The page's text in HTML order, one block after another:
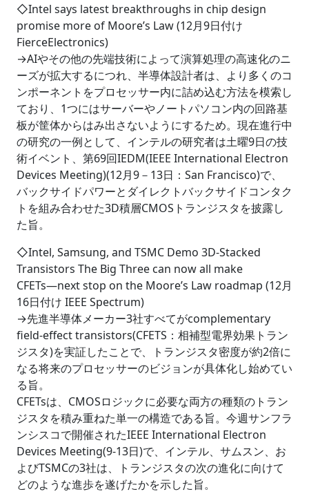
◇Intel says latest breakthroughs in chip design
promise more of Moore’s Law (12月9日付け
FierceElectronics)
→AIやその他の先端技術によって演算処理の高速化のニ
ーズが拡大するにつれ、半導体設計者は、より多くのコ
ンポーネントをプロセッサー内に詰め込む方法を模索し
ており、1つにはサーバーやノートパソコン内の回路基
板が筐体からはみ出さないようにするため。現在進行中
の研究の一例として、インテルの研究者は土曜9日の技
術イベント、第69回IEDM(IEEE International Electron
Devices Meeting)(12月9－13日：San Francisco)で、
バックサイドパワーとダイレクトバックサイドコンタク
トを組み合わせた3D積層CMOSトランジスタを披露し
た旨。
◇Intel, Samsung, and TSMC Demo 3D-Stacked
Transistors The Big Three can now all make
CFETs―next stop on the Moore’s Law roadmap (12月
16日付け IEEE Spectrum)
→先進半導体メーカー3社すべてがcomplementary
field-effect transistors(CFETS：相補型電界効果トラン
ジスタ)を実証したことで、トランジスタ密度が約2倍に
なる将来のプロセッサーのビジョンが具体化し始めてい
る旨。
CFETsは、CMOSロジックに必要な両方の種類のトラン
ジスタを積み重ねた単一の構造である旨。今週サンフラ
ンシスコで開催されたIEEE International Electron
Devices Meeting(9-13日)で、インテル、サムスン、お
よびTSMCの3社は、トランジスタの次の進化に向けて
どのような進歩を遂げたかを示した旨。